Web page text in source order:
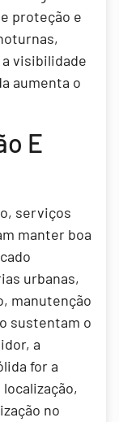
proteção e
visibilidade
aumenta o
E
serviços
manter boa
urbanas,
manutenção
sustentam o
a
for a
no